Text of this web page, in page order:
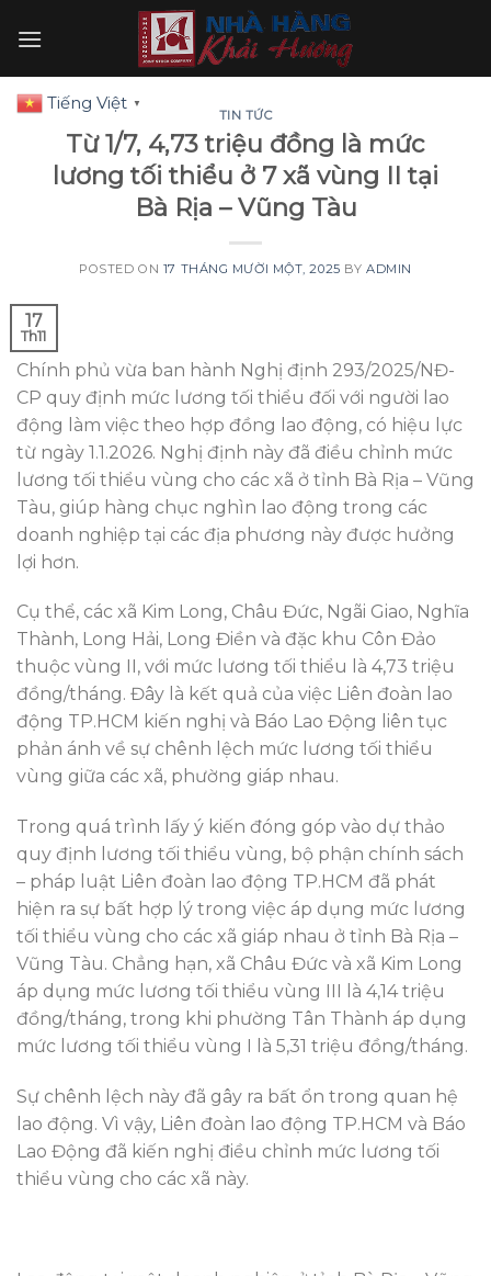
TIN TỨC
Từ 1/7, 4,73 triệu đồng là mức
lương tối thiểu ở 7 xã vùng II tại
Bà Rịa – Vũng Tàu
POSTED ON 17 THÁNG MƯỜI MỘT, 2025 BY ADMIN
17
Th11
Chính phủ vừa ban hành Nghị định 293/2025/NĐ-
CP quy định mức lương tối thiểu đối với người lao
động làm việc theo hợp đồng lao động, có hiệu lực
từ ngày 1.1.2026. Nghị định này đã điều chỉnh mức
lương tối thiểu vùng cho các xã ở tỉnh Bà Rịa – Vũng
Tàu, giúp hàng chục nghìn lao động trong các
doanh nghiệp tại các địa phương này được hưởng
lợi hơn.
Cụ thể, các xã Kim Long, Châu Đức, Ngãi Giao, Nghĩa
Thành, Long Hải, Long Điền và đặc khu Côn Đảo
thuộc vùng II, với mức lương tối thiểu là 4,73 triệu
đồng/tháng. Đây là kết quả của việc Liên đoàn lao
động TP.HCM kiến nghị và Báo Lao Động liên tục
phản ánh về sự chênh lệch mức lương tối thiểu
vùng giữa các xã, phường giáp nhau.
Trong quá trình lấy ý kiến đóng góp vào dự thảo
quy định lương tối thiểu vùng, bộ phận chính sách
– pháp luật Liên đoàn lao động TP.HCM đã phát
hiện ra sự bất hợp lý trong việc áp dụng mức lương
tối thiểu vùng cho các xã giáp nhau ở tỉnh Bà Rịa –
Vũng Tàu. Chẳng hạn, xã Châu Đức và xã Kim Long
áp dụng mức lương tối thiểu vùng III là 4,14 triệu
đồng/tháng, trong khi phường Tân Thành áp dụng
mức lương tối thiểu vùng I là 5,31 triệu đồng/tháng.
Sự chênh lệch này đã gây ra bất ổn trong quan hệ
lao động. Vì vậy, Liên đoàn lao động TP.HCM và Báo
Lao Động đã kiến nghị điều chỉnh mức lương tối
thiểu vùng cho các xã này.
Tiếng Việt ▼